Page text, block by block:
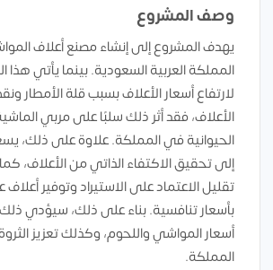
وصف المشروع
يهدف المشروع إلى إنشاء مصنع أعلاف
المملكة العربية السعودية. بينما يأتي هذا
لارتفاع أسعار الأعلاف بسبب قلة الأمطار
الأعلاف، فقد أثر ذلك سلبًا على مربي
الحيوانية في المملكة. علاوة على ذلك،
إلى تحقيق الاكتفاء الذاتي من الأعلاف،
تقليل الاعتماد على الاستيراد وتوفير أعلاف
بأسعار تنافسية. بناء على ذلك، سيؤدي
أسعار المواشي واللحوم، وكذلك تعزيز
المملكة.